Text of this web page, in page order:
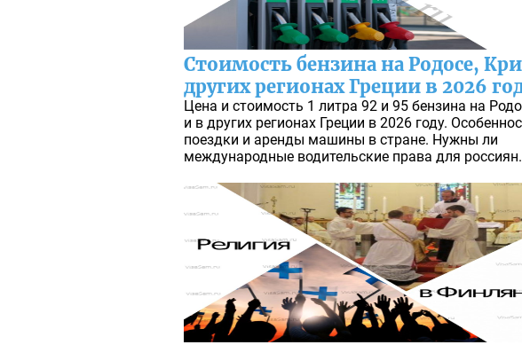
Стоимость бензина на Родосе,
других регионах Греции в 2026
Цена и стоимость 1 литра 92 и 95 бензина на
и в других регионах Греции в 2026 году.
поездки и аренды машины в стране. Нужны ли
международные водительские права для россиян.